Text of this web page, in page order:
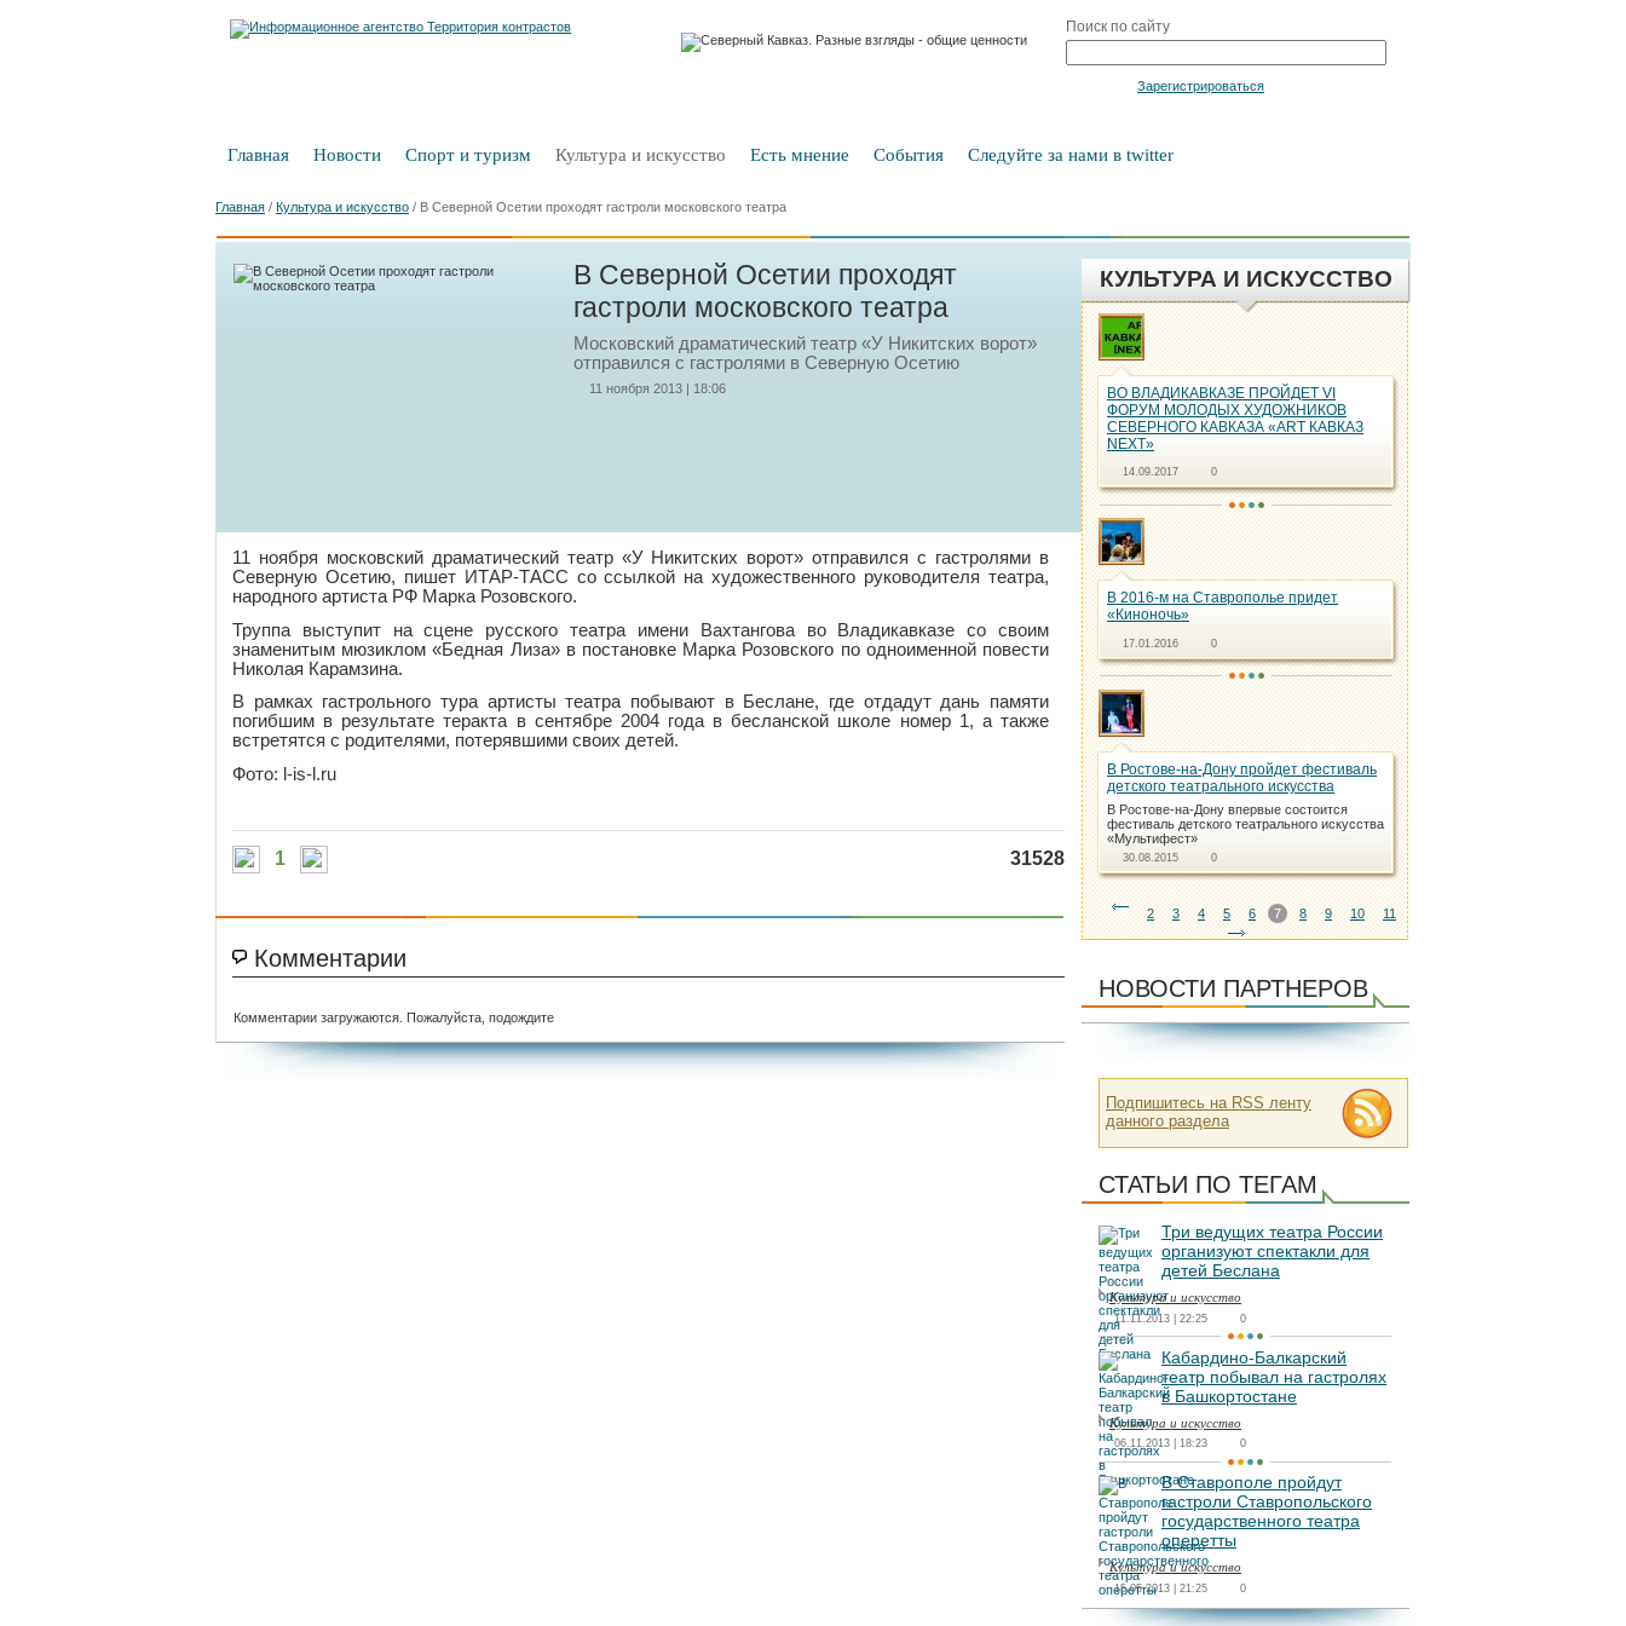
Поиск по сайту
Зарегистрироваться
Главная Новости Спорт и туризм Культура и искусство Есть мнение События Следуйте за нами в twitter
Главная / Культура и искусство / В Северной Осетии проходят гастроли московского театра
В Северной Осетии проходят
гастроли московского театра
Московский драматический театр «У Никитских ворот»
отправился с гастролями в Северную Осетию
11 ноября 2013 | 18:06
11 ноября московский драматический театр «У Никитских ворот» отправился с гастролями в
Северную Осетию, пишет ИТАР-ТАСС со ссылкой на художественного руководителя театра,
народного артиста РФ Марка Розовского.
Труппа выступит на сцене русского театра имени Вахтангова во Владикавказе со своим
знаменитым мюзиклом «Бедная Лиза» в постановке Марка Розовского по одноименной повести
Николая Карамзина.
В рамках гастрольного тура артисты театра побывают в Беслане, где отдадут дань памяти
погибшим в результате теракта в сентябре 2004 года в бесланской школе номер 1, а также
встретятся с родителями, потерявшими своих детей.
Фото: l-is-l.ru
1 31528
Комментарии
Комментарии загружаются. Пожалуйста, подождите
КУЛЬТУРА И ИСКУССТВО
ВО ВЛАДИКАВКАЗЕ ПРОЙДЕТ VI
ФОРУМ МОЛОДЫХ ХУДОЖНИКОВ
СЕВЕРНОГО КАВКАЗА «ART КАВКАЗ
NEXT»
14.09.2017 0
В 2016-м на Ставрополье придет
«Киноночь»
17.01.2016 0
В Ростове-на-Дону пройдет фестиваль
детского театрального искусства
В Ростове-на-Дону впервые состоится
фестиваль детского театрального искусства
«Mультифест»
30.08.2015 0
2 3 4 5 6 7 8 9 10 11
НОВОСТИ ПАРТНЕРОВ
Подпишитесь на RSS ленту
данного раздела
СТАТЬИ ПО ТЕГАМ
Три ведущих театра России
организуют спектакли для
детей Беслана
Культура и искусство
11.11.2013 | 22:25 0
Кабардино-Балкарский
театр побывал на гастролях
в Башкортостане
Культура и искусство
06.11.2013 | 18:23 0
В Ставрополе пройдут
гастроли Ставропольского
государственного театра
оперетты
Культура и искусство
15.05.2013 | 21:25 0